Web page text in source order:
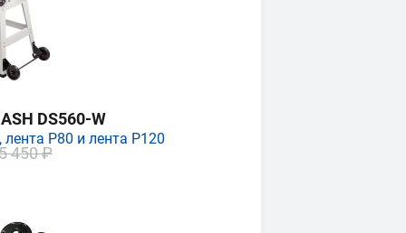
DS560-W
P80 и лента P120
450 ₽